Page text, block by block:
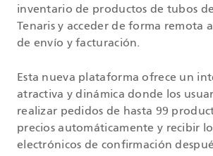
inventario de productos de tubos
Tenaris y acceder de forma remota
de envío y facturación.
Esta nueva plataforma ofrece un
atractiva y dinámica donde los
realizar pedidos de hasta 99
precios automáticamente y recibir
electrónicos de confirmación